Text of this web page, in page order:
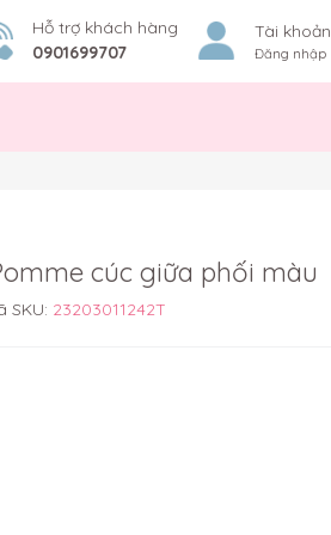
Hỗ trợ khách hàng
0901699707
Tài khoản
Đăng nhập
cúc giữa phối màu
SKU: 23203011242T